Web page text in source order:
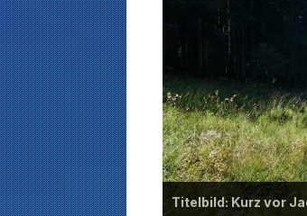
Titelbild: Kurz vor